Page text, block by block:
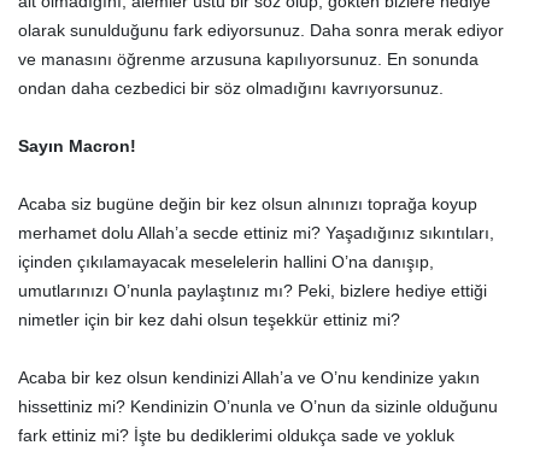
olarak sunulduğunu fark ediyorsunuz. Daha sonra merak ediyor
ve manasını öğrenme arzusuna kapılıyorsunuz. En sonunda
ondan daha cezbedici bir söz olmadığını kavrıyorsunuz.
Sayın Macron!
Acaba siz bugüne değin bir kez olsun alnınızı toprağa koyup
merhamet dolu Allah’a secde ettiniz mi? Yaşadığınız sıkıntıları,
içinden çıkılamayacak meselelerin hallini O’na danışıp,
umutlarınızı O’nunla paylaştınız mı? Peki, bizlere hediye ettiği
nimetler için bir kez dahi olsun teşekkür ettiniz mi?
Acaba bir kez olsun kendinizi Allah’a ve O’nu kendinize yakın
hissettiniz mi? Kendinizin O’nunla ve O’nun da sizinle olduğunu
fark ettiniz mi? İşte bu dediklerimi oldukça sade ve yokluk